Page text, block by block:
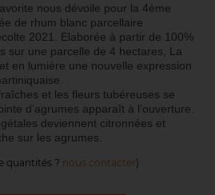
nous dévoile pour la 4ème
de rhum blanc parcellaire
2021. Elaborée à partir de 100%
sur une parcelle de 4 hectares, La
en lumière une nouvelle expression
et les fleurs tubéreuses se
d’agrumes apparaît à l’ouverture.
deviennent citronnées et
sur les agrumes.
quantités ? nous contacter)